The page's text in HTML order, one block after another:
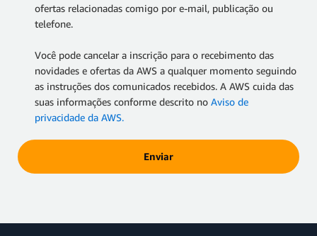
ofertas relacionadas comigo por e-mail, publicação ou
telefone.
Você pode cancelar a inscrição para o recebimento das
novidades e ofertas da AWS a qualquer momento seguindo
as instruções dos comunicados recebidos. A AWS cuida das
suas informações conforme descrito no Aviso de
privacidade da AWS.
Enviar